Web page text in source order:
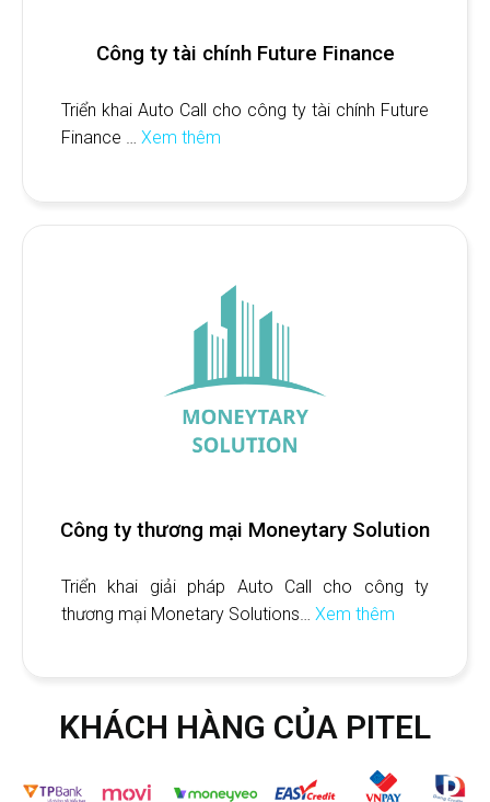
Công ty tài chính Future Finance
Triển khai Auto Call cho công ty tài chính Future
Finance … Xem thêm
Công ty thương mại Moneytary Solution
Triển khai giải pháp Auto Call cho công ty
thương mại Monetary Solutions… Xem thêm
KHÁCH HÀNG CỦA PITEL